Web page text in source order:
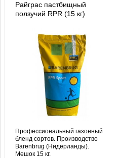
Райграс пастбищный
ползучий RPR (15 кг)
Профессиональный газонный
бленд сортов. Производство
Barenbrug (Нидерланды).
Мешок 15 кг.